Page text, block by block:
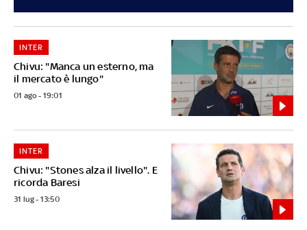
Chivu: "Manca un esterno, ma
il mercato è lungo"
INTER
01 ago - 19:01
Chivu: "Stones alza il livello". E
ricorda Baresi
INTER
31 lug - 13:50